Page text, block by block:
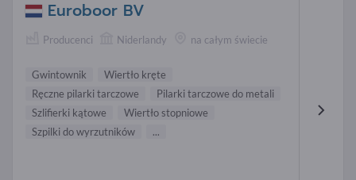
Euroboor BV
Producenci Niderlandy na całym świecie
Gwintownik
Wiertło kręte
Ręczne pilarki tarczowe
Pilarki tarczowe do metali
Szlifierki kątowe
Wiertło stopniowe
Szpilki do wyrzutników
...